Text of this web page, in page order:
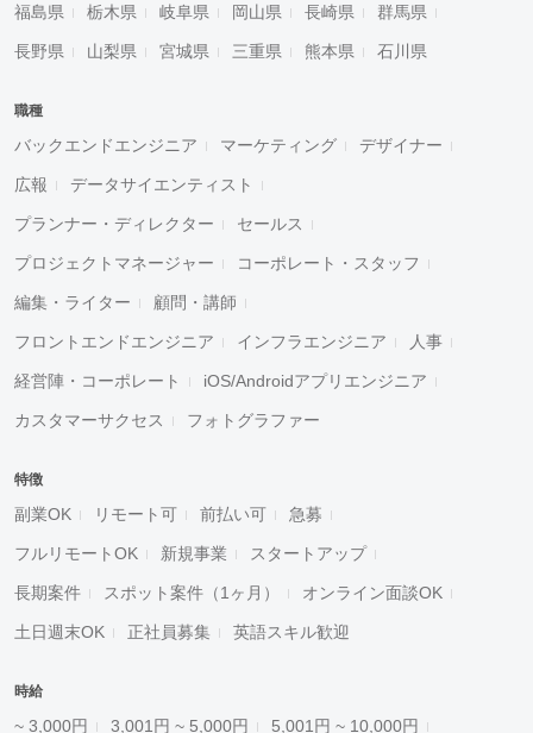
福島県 栃木県 岐阜県 岡山県 長崎県 群馬県
長野県 山梨県 宮城県 三重県 熊本県 石川県
職種
バックエンドエンジニア マーケティング デザイナー
広報 データサイエンティスト
プランナー・ディレクター セールス
プロジェクトマネージャー コーポレート・スタッフ
編集・ライター 顧問・講師
フロントエンドエンジニア インフラエンジニア 人事
経営陣・コーポレート iOS/Androidアプリエンジニア
カスタマーサクセス フォトグラファー
特徴
副業OK リモート可 前払い可 急募
フルリモートOK 新規事業 スタートアップ
長期案件 スポット案件（1ヶ月） オンライン面談OK
土日週末OK 正社員募集 英語スキル歓迎
時給
~ 3,000円 3,001円 ~ 5,000円 5,001円 ~ 10,000円